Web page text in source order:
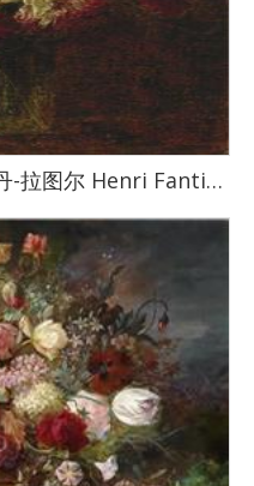
亨利·方丹-拉图尔 亨利·方丹-拉图尔 Henri Fantin-Latour作品集082